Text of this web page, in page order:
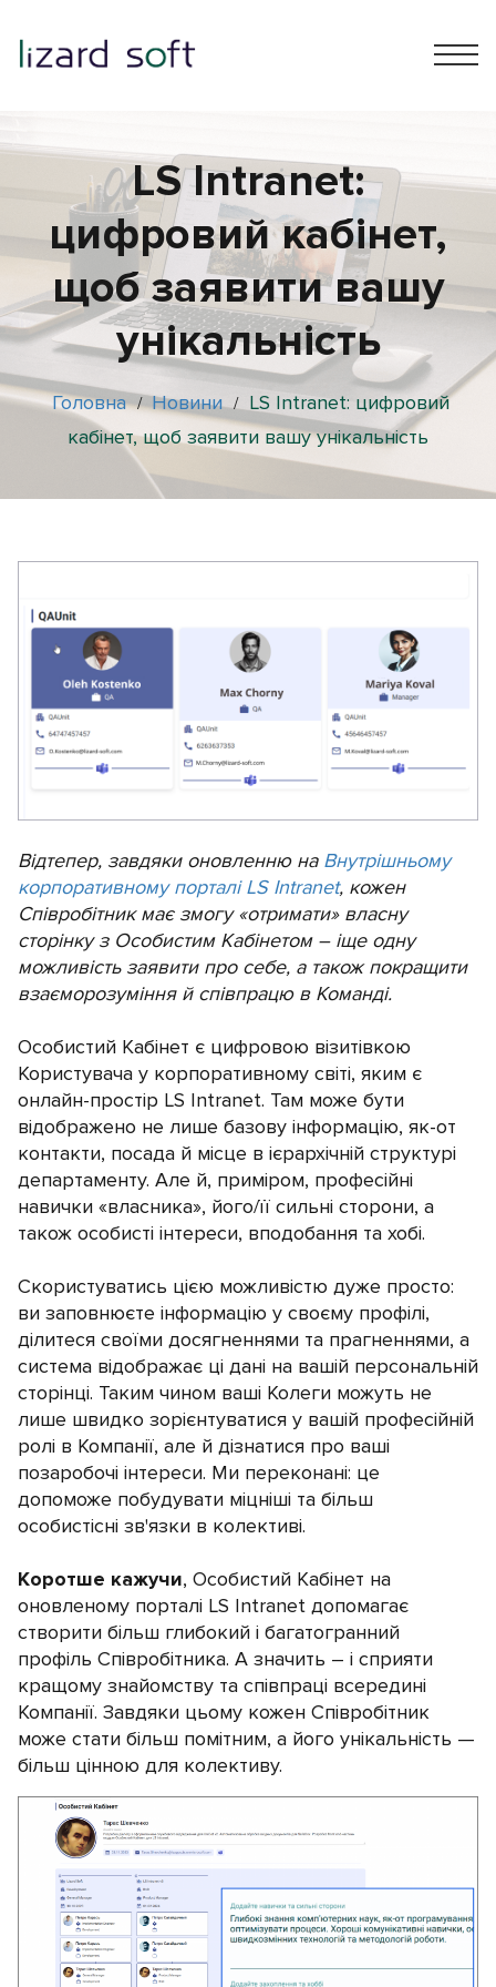
LS Intranet:
цифровий кабінет,
щоб заявити вашу
унікальність
Головна / Новини /
LS Intranet: цифровий
кабінет, щоб заявити вашу унікальність
Відтепер, завдяки оновленню на Внутрішньому
корпоративному порталі LS Intranet, кожен
Співробітник має змогу «отримати» власну
сторінку з Особистим Кабінетом – іще одну
можливість заявити про себе, а також покращити
взаєморозуміння й співпрацю в Команді.
Особистий Кабінет є цифровою візитівкою
Користувача у корпоративному світі, яким є
онлайн-простір LS Intranet. Там може бути
відображено не лише базову інформацію, як-от
контакти, посада й місце в ієрархічній структурі
департаменту. Але й, приміром, професійні
навички «власника», його/її сильні сторони, а
також особисті інтереси, вподобання та хобі.
Скористуватись цією можливістю дуже просто:
ви заповнюєте інформацію у своєму профілі,
ділитеся своїми досягненнями та прагненнями, а
система відображає ці дані на вашій персональній
сторінці. Таким чином ваші Колеги можуть не
лише швидко зорієнтуватися у вашій професійній
ролі в Компанії, але й дізнатися про ваші
позаробочі інтереси. Ми переконані: це
допоможе побудувати міцніші та більш
особистісні зв'язки в колективі.
Коротше кажучи, Особистий Кабінет на
оновленому порталі LS Intranet допомагає
створити більш глибокий і багатогранний
профіль Співробітника. А значить – і сприяти
кращому знайомству та співпраці всередині
Компанії. Завдяки цьому кожен Співробітник
може стати більш помітним, а його унікальність —
більш цінною для колективу.